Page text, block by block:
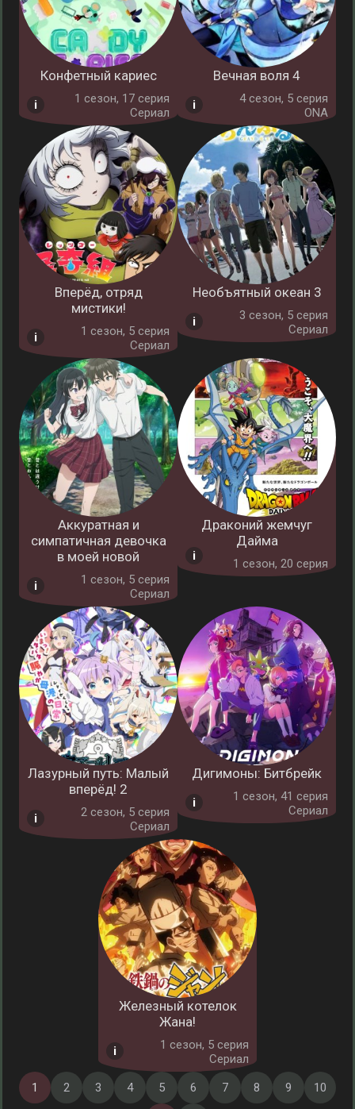
Конфетный кариес
1 cезон, 17 серия
Сериал
Вечная воля 4
4 cезон, 5 серия
ONA
Вперёд, отряд
мистики!
1 cезон, 5 серия
Сериал
Необъятный океан 3
3 cезон, 5 серия
Сериал
Аккуратная и
симпатичная девочка
в моей новой
1 cезон, 5 серия
Сериал
Драконий жемчуг
Дайма
1 cезон, 20 серия
Лазурный путь: Малый
вперёд! 2
2 cезон, 5 серия
Сериал
Дигимоны: Битбрейк
1 cезон, 41 серия
Сериал
Железный котелок
Жана!
1 cезон, 5 серия
Сериал
1
2 3 4 5 6 7 8 9 10